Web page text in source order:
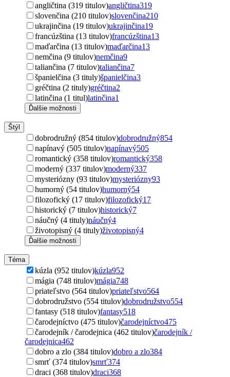
angličtina (319 titulov)angličtina319
slovenčina (210 titulov)slovenčina210
ukrajinčina (19 titulov)ukrajinčina19
francúzština (13 titulov)francúzština13
maďarčina (13 titulov)maďarčina13
nemčina (9 titulov)nemčina9
taliančina (7 titulov)taliančina7
španielčina (3 tituly)španielčina3
gréčtina (2 tituly)gréčtina2
latinčina (1 titul)latinčina1
Ďalšie možnosti
Štýl
dobrodružný (854 titulov)dobrodružný854
napínavý (505 titulov)napínavý505
romantický (358 titulov)romantický358
moderný (337 titulov)moderný337
mysteriózny (93 titulov)mysteriózny93
humorný (54 titulov)humorný54
filozofický (17 titulov)filozofický17
historický (7 titulov)historický7
náučný (4 tituly)náučný4
životopisný (4 tituly)životopisný4
Ďalšie možnosti
Téma
kúzla (952 titulov)kúzla952
mágia (748 titulov)mágia748
priateľstvo (564 titulov)priateľstvo564
dobrodružstvo (554 titulov)dobrodružstvo554
fantasy (518 titulov)fantasy518
čarodejníctvo (475 titulov)čarodejníctvo475
čarodejník / čarodejnica (462 titulov)čarodejník /
čarodejnica462
dobro a zlo (384 titulov)dobro a zlo384
smrť (374 titulov)smrť374
draci (368 titulov)draci368